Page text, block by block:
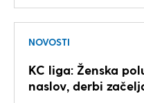
NOVOSTI
KC liga: Ženska
naslov, derbi